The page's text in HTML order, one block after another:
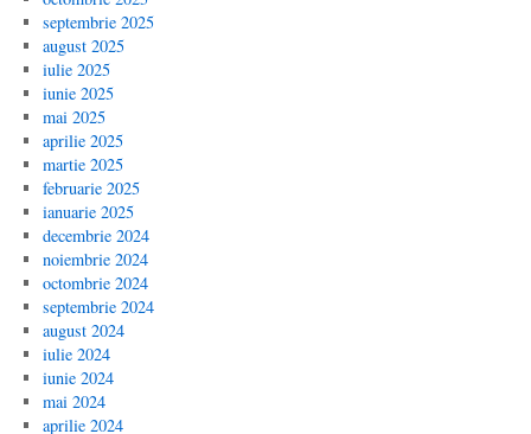
septembrie 2025
august 2025
iulie 2025
iunie 2025
mai 2025
aprilie 2025
martie 2025
februarie 2025
ianuarie 2025
decembrie 2024
noiembrie 2024
octombrie 2024
septembrie 2024
august 2024
iulie 2024
iunie 2024
mai 2024
aprilie 2024